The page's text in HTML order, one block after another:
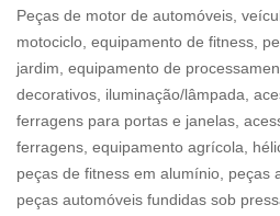
Peças de motor de automóveis,
motociclo, equipamento de fitness,
jardim, equipamento de
decorativos, iluminação/lâmpada,
ferragens para portas e janelas,
ferragens, equipamento agrícola,
peças de fitness em alumínio, peças
peças automóveis fundidas sob